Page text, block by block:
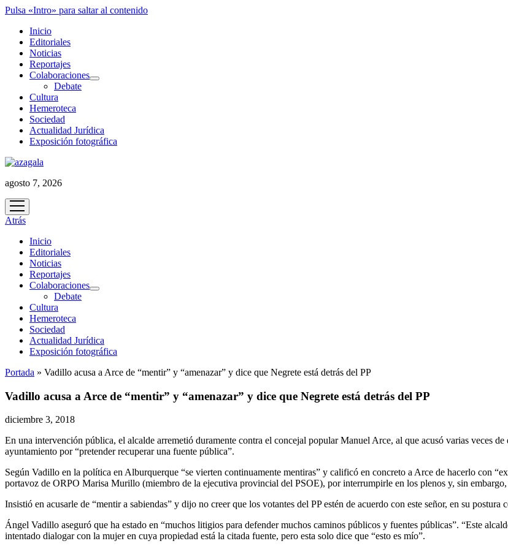
Pulsa «Intro» para saltar al contenido
Inicio
Editoriales
Noticias
Reportajes
Colaboraciones
abrir
Debate
Cultura
Hemeroteca
Sociedad
Actualidad Jurídica
Exposición fotográfica
agosto 7, 2026
abrir
menú
Atrás
Inicio
Editoriales
Noticias
Reportajes
Colaboraciones
abrir
Debate
Cultura
Hemeroteca
Sociedad
Actualidad Jurídica
Exposición fotográfica
Portada » Vadillo acusa a Arce de “mentir” y “amenazar” y dice que Negrete está detrás del PP
Vadillo acusa a Arce de “mentir” y “amenazar” y dice que Negrete está detrás del PP
diciembre 3, 2018
En una intervención pública, el alcalde arremetió duramente contra el concejal popular Manuel Arce, al que acusó varias veces
ayuntamiento por “pretender recuperar una fuente pública”.
Según Vadillo en la política en Alburquerque “se vierten continuamente mentiras” y calificó en concreto a Arce de hacerlo con
portavoz de ORPO Marisa Murillo (miembro de la ejecutiva provincial del PSOE), por interrumpirle en los plenos y, sin
Insistió en acusarle de “mentir a sabiendas” y dijo no creer que los votantes del PP estén de acuerdo con este señor, en su postura
Ángel Vadillo aseguró que ha estado en “muchos litigios para defender muchos caminos públicos y fuentes públicas”. “Este
intentado dialogar con la mujer en cuya propiedad está la citada fuente, pero esta solo dice que “esto es mío”.